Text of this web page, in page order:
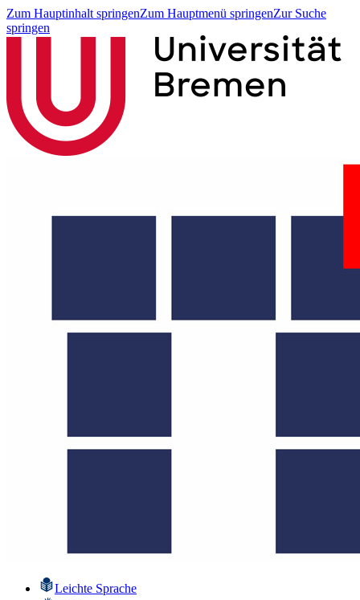
Zum Hauptinhalt springenZum Hauptmenü springenZur Suche
springen
Leichte Sprache